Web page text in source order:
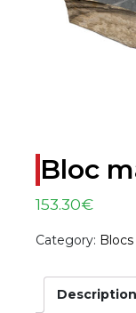
Bloc
153.30€
Category:
Description